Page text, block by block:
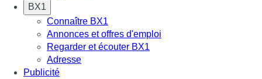
BX1
Connaître BX1
Annonces et offres d'emploi
Regarder et écouter BX1
Adresse
Publicité